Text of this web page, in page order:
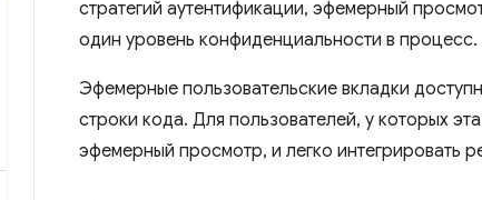
стратегий аутентификации, эфемерный
один уровень конфиденциальности в процесс.
Эфемерные пользовательские вкладки
строки кода. Для пользователей, у которых
эфемерный просмотр, и легко интегрировать